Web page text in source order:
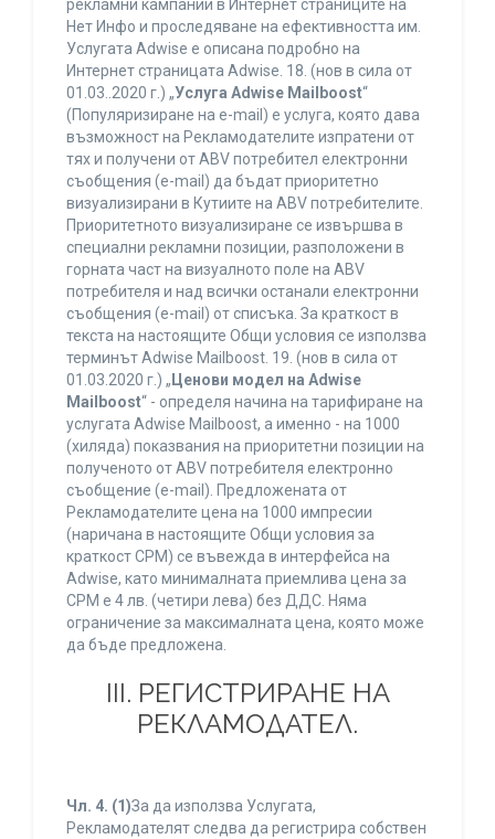
рекламни кампании в Интернет страниците на
Нет Инфо и проследяване на ефективността им.
Услугата Adwise е описана подробно на
Интернет страницата Adwise. 18. (нов в сила от
01.03..2020 г.) „Услуга Adwise Mailboost“
(Популяризиране на e-mail) е услуга, която дава
възможност на Рекламодателите изпратени от
тях и получени от ABV потребител електронни
съобщения (e-mail) да бъдат приоритетно
визуализирани в Кутиите на ABV потребителите.
Приоритетното визуализиране се извършва в
специални рекламни позиции, разположени в
горната част на визуалното поле на ABV
потребителя и над всички останали електронни
съобщения (e-mail) от списъка. За краткост в
текста на настоящите Общи условия се използва
терминът Adwise Mailboost. 19. (нов в сила от
01.03.2020 г.) „ Ценови модел на Adwise
Mailboost“ - определя начина на тарифиране на
услугата Adwise Mailboost, а именно - на 1000
(хиляда) показвания на приоритетни позиции на
полученото от ABV потребителя електронно
съобщение (e-mail). Предложената от
Рекламодателите цена на 1000 импресии
(наричана в настоящите Общи условия за
краткост CPM) се въвежда в интерфейса на
Adwise, като минималната приемлива цена за
CPM е 4 лв. (четири лева) без ДДС. Няма
ограничение за максималната цена, която може
да бъде предложена.
ІІІ. РЕГИСТРИРАНЕ НА
РЕКЛАМОДАТЕЛ.
Чл. 4. (1)За да използва Услугата,
Рекламодателят следва да регистрира собствен